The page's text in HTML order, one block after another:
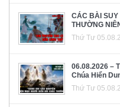
CÁC BÀI SUY
THƯỜNG
Thứ Tư
06.08.2026 –
Chúa Hiển
Thứ Tư